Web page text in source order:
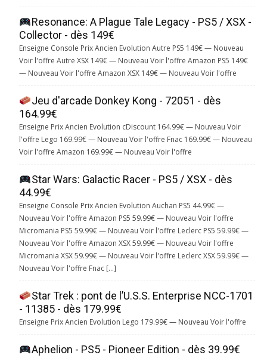
Resonance: A Plague Tale Legacy - PS5 / XSX -
Collector - dès 149€
Enseigne Console Prix Ancien Evolution Autre PS5 149€ — Nouveau
Voir l'offre Autre XSX 149€ — Nouveau Voir l'offre Amazon PS5 149€
— Nouveau Voir l'offre Amazon XSX 149€ — Nouveau Voir l'offre
Jeu d'arcade Donkey Kong - 72051 - dès
164.99€
Enseigne Prix Ancien Evolution cDiscount 164.99€ — Nouveau Voir
l'offre Lego 169.99€ — Nouveau Voir l'offre Fnac 169.99€ — Nouveau
Voir l'offre Amazon 169.99€ — Nouveau Voir l'offre
Star Wars: Galactic Racer - PS5 / XSX - dès
44.99€
Enseigne Console Prix Ancien Evolution Auchan PS5 44.99€ —
Nouveau Voir l'offre Amazon PS5 59.99€ — Nouveau Voir l'offre
Micromania PS5 59.99€ — Nouveau Voir l'offre Leclerc PS5 59.99€ —
Nouveau Voir l'offre Amazon XSX 59.99€ — Nouveau Voir l'offre
Micromania XSX 59.99€ — Nouveau Voir l'offre Leclerc XSX 59.99€ —
Nouveau Voir l'offre Fnac […]
Star Trek : pont de l’U.S.S. Enterprise NCC-1701
- 11385 - dès 179.99€
Enseigne Prix Ancien Evolution Lego 179.99€ — Nouveau Voir l'offre
Aphelion - PS5 - Pioneer Edition - dès 39.99€